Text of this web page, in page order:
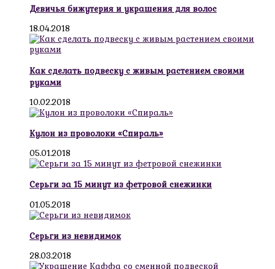
Девичья бижутерия и украшения для волос
18.04.2018
Как сделать подвеску с живым растением своими
руками
10.02.2018
Кулон из проволоки «Спираль»
05.01.2018
Серьги за 15 минут из фетровой снежинки
01.05.2018
Серьги из невидимок
28.03.2018